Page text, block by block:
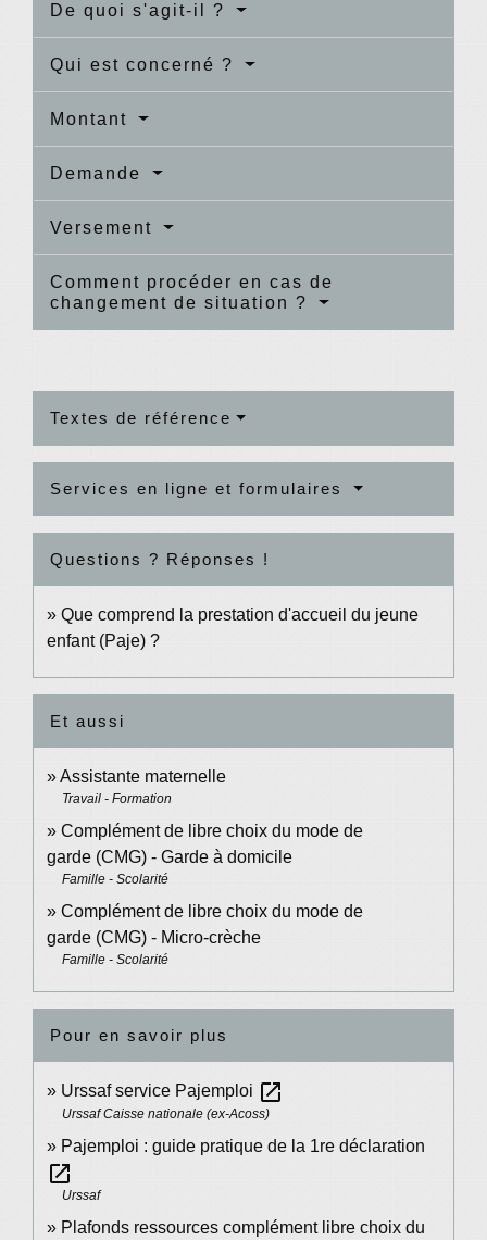
De quoi s'agit-il ?
Qui est concerné ?
Montant
Demande
Versement
Comment procéder en cas de
changement de situation ?
Textes de référence
Services en ligne et formulaires
Questions ? Réponses !
Que comprend la prestation d'accueil du jeune
enfant (Paje) ?
Et aussi
Assistante maternelle
Travail - Formation
Complément de libre choix du mode de
garde (CMG) - Garde à domicile
Famille - Scolarité
Complément de libre choix du mode de
garde (CMG) - Micro-crèche
Famille - Scolarité
Pour en savoir plus
Urssaf service Pajemploi open_in_new
Urssaf Caisse nationale (ex-Acoss)
Pajemploi : guide pratique de la 1re déclaration
open_in_new
Urssaf
Plafonds ressources complément libre choix du